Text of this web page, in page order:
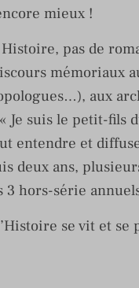
mieux !
pas de
mémoriaux
aux
Je suis le petit-fils
entendre et
deux ans,
3 hors-série
se vit et